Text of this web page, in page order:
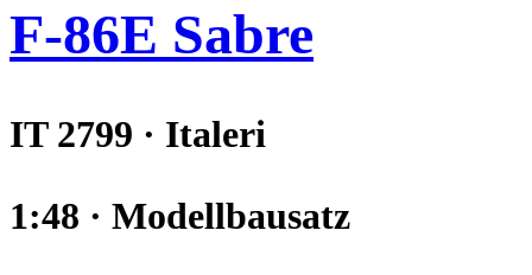
F-86E Sabre
IT 2799 · Italeri
1:48 · Modellbausatz